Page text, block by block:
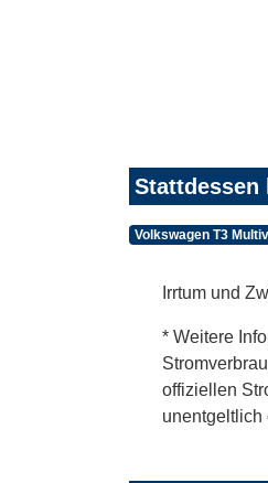
Stattdessen
Volkswagen T3
Irrtum und
* Weitere
offiziellen
unentgeltlich